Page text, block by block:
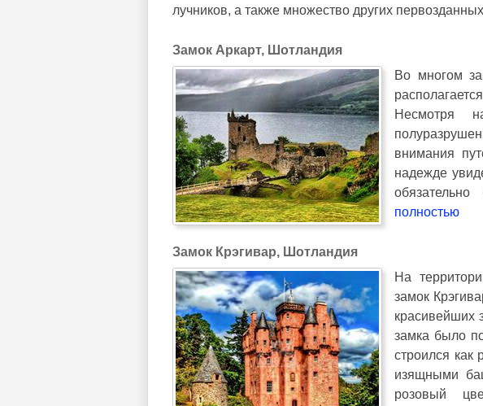
лучников, а также множество других
Замок Аркарт, Шотландия
Во многом
Несмотря
внимания
надежде
полностью
Замок Крэгивар, Шотландия
На
замок
красивейших
замка было
строился как
изящными
розовый